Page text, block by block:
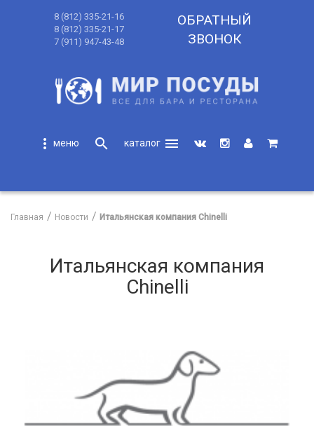
8 (812) 335-21-16
8 (812) 335-21-17
7 (911) 947-43-48
ОБРАТНЫЙ
ЗВОНОК
more_vert search
menu
Главная Новости Итальянская компания Chinelli
Итальянская компания
Chinelli